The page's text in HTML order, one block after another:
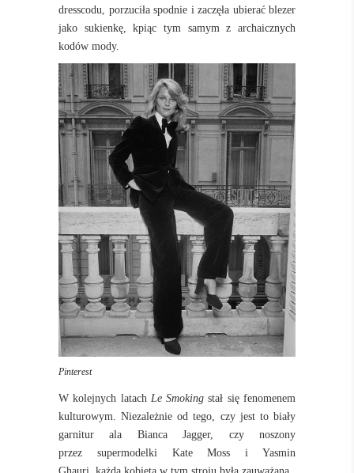
dresscodu, porzuciła spodnie i zaczęła ubierać blezer
jako sukienkę, kpiąc tym samym z archaicznych
kodów mody.
Pinterest
W kolejnych latach Le Smoking stał się fenomenem
kulturowym. Niezależnie od tego, czy jest to biały
garnitur ala Bianca Jagger, czy noszony
przez supermodelki Kate Moss i Yasmin